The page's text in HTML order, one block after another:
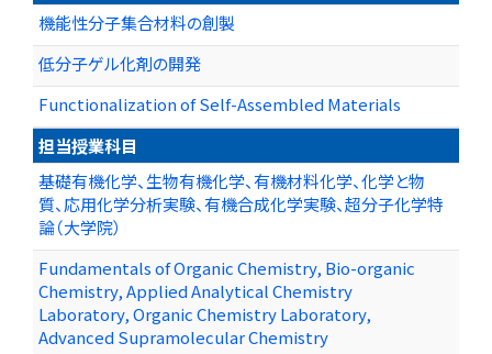
機能性分子集合材料の創製
低分子ゲル化剤の開発
Functionalization of Self-Assembled Materials
担当授業科目
基礎有機化学、生物有機化学、有機材料化学、化学と物
質、応用化学分析実験、有機合成化学実験、超分子化学特
論（大学院）
Fundamentals of Organic Chemistry, Bio-organic
Chemistry, Applied Analytical Chemistry
Laboratory, Organic Chemistry Laboratory,
Advanced Supramolecular Chemistry